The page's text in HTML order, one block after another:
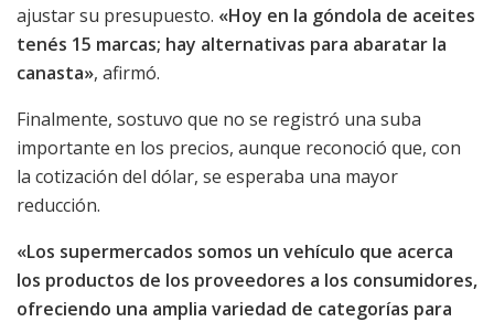
ajustar su presupuesto. «Hoy en la góndola de aceites
tenés 15 marcas; hay alternativas para abaratar la
canasta», afirmó.
Finalmente, sostuvo que no se registró una suba
importante en los precios, aunque reconoció que, con
la cotización del dólar, se esperaba una mayor
reducción.
«Los supermercados somos un vehículo que acerca
los productos de los proveedores a los consumidores,
ofreciendo una amplia variedad de categorías para